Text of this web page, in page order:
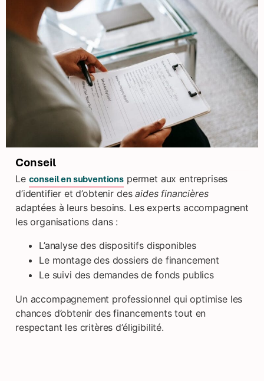
Conseil
Le conseil en subventions permet aux entreprises
d’identifier et d’obtenir desaides financières
adaptées à leurs besoins. Les experts accompagnent
les organisations dans :
L’analyse des dispositifs disponibles
Le montage des dossiers de financement
Le suivi des demandes de fonds publics
Un accompagnement professionnel qui optimise les
chances d’obtenir des financements tout en
respectant les critères d’éligibilité.